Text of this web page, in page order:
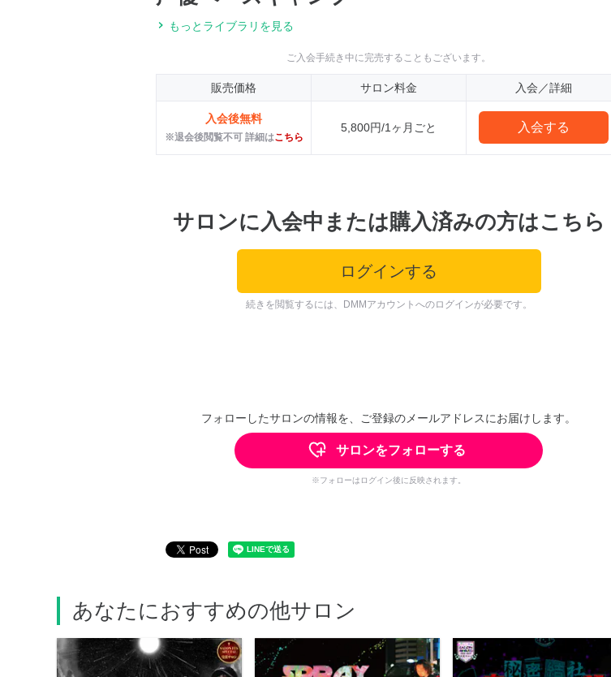
もっとライブラリを見る
ご入会手続き中に完売することもございます。
販売価格 サロン料金 入会／詳細
入会後無料
※退会後閲覧不可 詳細はこちら
5,800円/1ヶ月ごと 入会する
サロンに入会中または購入済みの方はこちら
ログインする
続きを閲覧するには、DMMアカウントへのログインが必要です。
フォローしたサロンの情報を、ご登録のメールアドレスにお届けします。
サロンをフォローする
※フォローはログイン後に反映されます。
あなたにおすすめの他サロン